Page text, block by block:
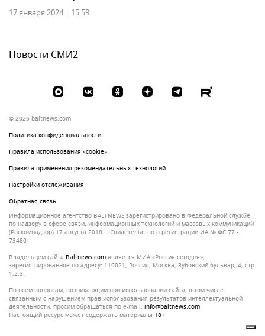
17 января 2024 | 15:59
Новости СМИ2
© 2026 baltnews.com
Политика конфиденциальности
Правила использования «cookie»
Правила применения рекомендательных технологий
Настройки отслеживания
Обратная связь
Информационное агентство BALTNEWS зарегистрировано в Федеральной службе
по надзору в сфере связи, информационных технологий и массовых коммуникаций
(Роскомнадзор) 17 августа 2018 г. Свидетельство о регистрации ИА № ФС 77 -
73480
Владельцем сайта
baltnews.com является МИА «Россия сегодня»,
зарегистрированное по адресу: 119021, Россия, Москва, Зубовский бульвар, 4, стр.
1,2.3.
По всем вопросам, возникающим при использовании сайта, в том числе
связанным с нарушением прав использования результатов интеллектуальной
деятельности, просим обращаться по e-mail: info@baltnews.com
Настоящий ресурс может содержать материалы 18+